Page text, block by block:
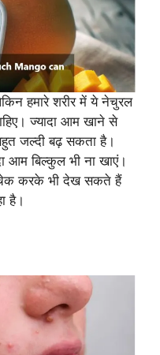
हमारे शरीर में ये नेचुरल
ज्यादा आम खाने से
जल्दी बढ़ सकता है।
आम बिल्कुल भी ना खाएं।
चेक करके भी देख सकते हैं
है।